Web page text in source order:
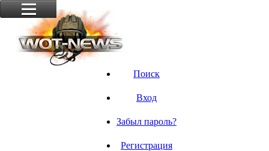
Поиск
Вход
Забыл пароль?
Регистрация